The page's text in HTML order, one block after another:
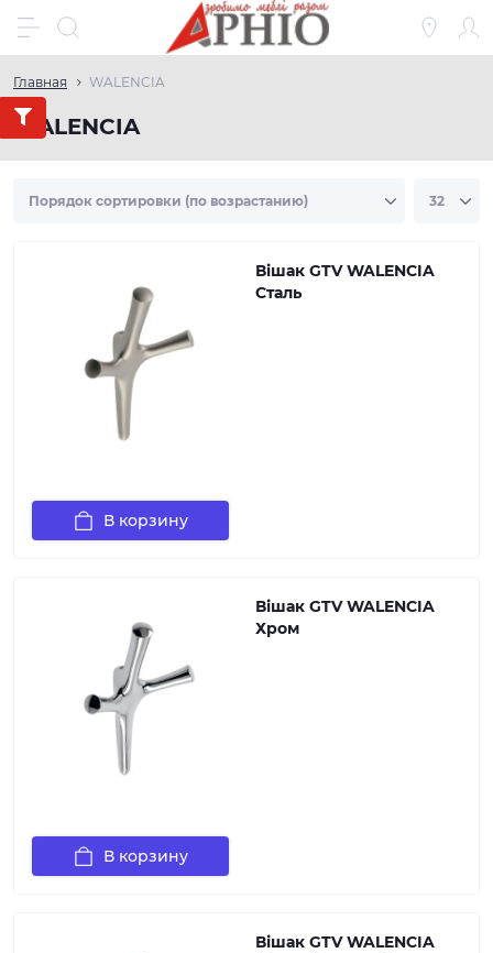
Главная WALENCIA
WALENCIA
Вішак GTV WALENCIA
Сталь
В корзину
Вішак GTV WALENCIA
Хром
В корзину
Вішак GTV WALENCIA